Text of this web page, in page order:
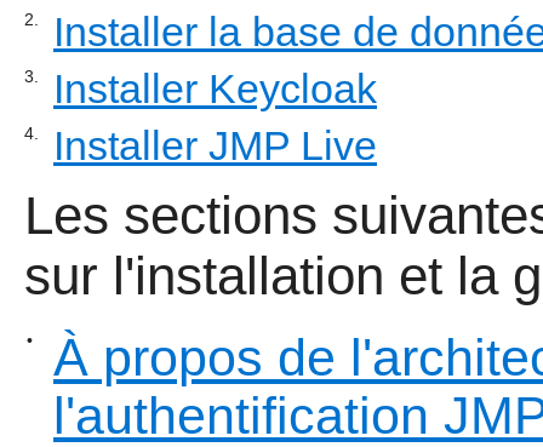
2. Installer la base de
3. Installer Keycloak
4. Installer JMP Live
Les sections
sur l'installation et la
•
À propos de
l'authentification